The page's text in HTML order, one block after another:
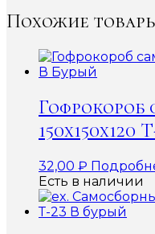
Похожие
150х150х120
32,00 ₽
Есть в наличии